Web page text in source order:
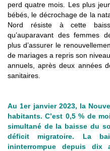
perd quatre mois. Les plus
bébés, le décrochage de la
Nord résiste à cette
qu’auparavant des femmes
plus d’assurer le
de mariages a repris son
annuels, après deux années
sanitaires.
Au 1er janvier 2023, la
habitants.C’est 0,5 % de
simultané de la baisse du
déficit migratoire. La
ininterrompue depuis